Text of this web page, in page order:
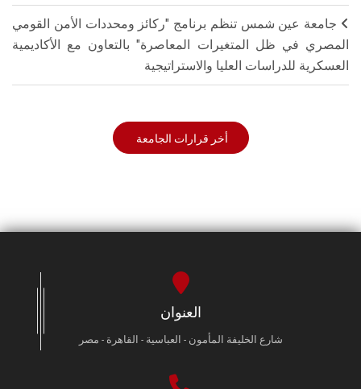
جامعة عين شمس تنظم برنامج "ركائز ومحددات الأمن القومي
المصري في ظل المتغيرات المعاصرة" بالتعاون مع الأكاديمية
العسكرية للدراسات العليا والاستراتيجية
أخر قرارات الجامعة
العنوان
شارع الخليفة المأمون - العباسية - القاهرة - مصر